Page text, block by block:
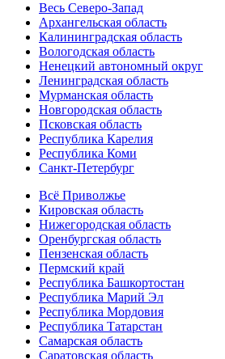
Весь Северо-Запад
Архангельская область
Калининградская область
Вологодская область
Ненецкий автономный округ
Ленинградская область
Мурманская область
Новгородская область
Псковская область
Республика Карелия
Республика Коми
Санкт-Петербург
Всё Приволжье
Кировская область
Нижегородская область
Оренбургская область
Пензенская область
Пермский край
Республика Башкортостан
Республика Марий Эл
Республика Мордовия
Республика Татарстан
Самарская область
Саратовская область